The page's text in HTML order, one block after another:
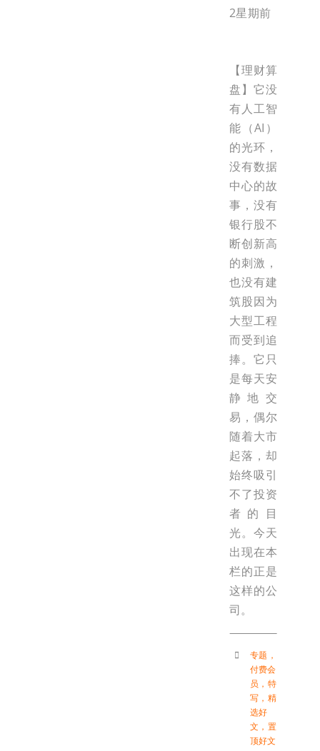
2星期前
【理财算
盘】它没
有人工智
能（AI）
的光环，
没有数据
中心的故
事，没有
银行股不
断创新高
的刺激，
也没有建
筑股因为
大型工程
而受到追
捧。它只
是每天安
静地交
易，偶尔
随着大市
起落，却
始终吸引
不了投资
者的目
光。今天
出现在本
栏的正是
这样的公
司。
专题 ，
付费会
员 ， 特
写 ， 精
选好
文 ， 置
顶好文